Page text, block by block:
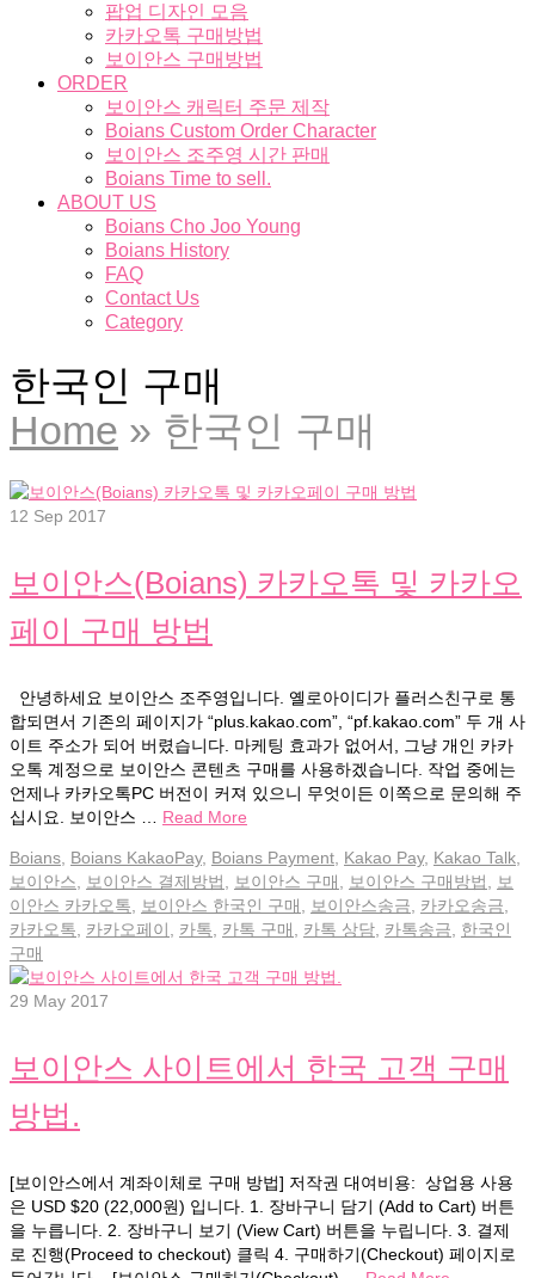
팝업 디자인 모음
카카오톡 구매방법
보이안스 구매방법
ORDER
보이안스 캐릭터 주문 제작
Boians Custom Order Character
보이안스 조주영 시간 판매
Boians Time to sell.
ABOUT US
Boians Cho Joo Young
Boians History
FAQ
Contact Us
Category
한국인 구매
Home » 한국인 구매
12 Sep 2017
보이안스(Boians) 카카오톡 및 카카오
페이 구매 방법
안녕하세요 보이안스 조주영입니다. 옐로아이디가 플러스친구로 통
합되면서 기존의 페이지가 “plus.kakao.com”, “pf.kakao.com” 두 개 사
이트 주소가 되어 버렸습니다. 마케팅 효과가 없어서, 그냥 개인 카카
오톡 계정으로 보이안스 콘텐츠 구매를 사용하겠습니다. 작업 중에는
언제나 카카오톡PC 버전이 커져 있으니 무엇이든 이쪽으로 문의해 주
십시요. 보이안스 … Read More
Boians Boians KakaoPay, Boians Payment Kakao Pay, Kakao Talk
보이안스
보이안스 결제방법 보이안스 구매 보이안스 구매방법
보
이안스 카카오톡
보이안스 한국인 구매 보이안스송금 카카오송금
카카오톡
카카오페이 카톡 카톡 구매 카톡 상담 카톡송금
한국인
구매
29 May 2017
보이안스 사이트에서 한국 고객 구매
방법.
[보이안스에서 계좌이체로 구매 방법] 저작권 대여비용: 상업용 사용
은 USD $20 (22,000원) 입니다. 1. 장바구니 담기 (Add to Cart) 버튼
을 누릅니다. 2. 장바구니 보기 (View Cart) 버튼을 누립니다. 3. 결제
로 진행(Proceed to checkout) 클릭 4. 구매하기(Checkout) 페이지로